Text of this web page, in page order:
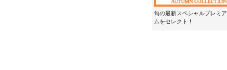
旬の最新スペシャルプレミア
ムをセレクト！